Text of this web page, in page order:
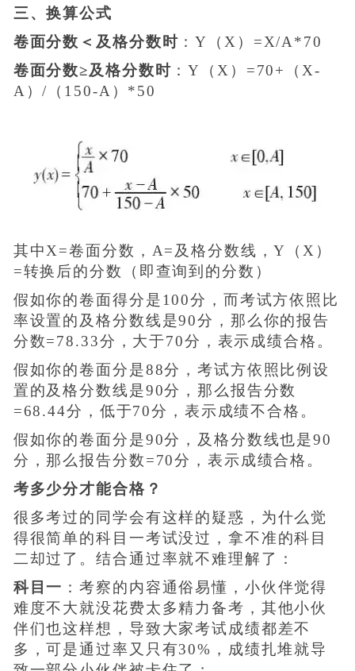
三、换算公式
卷面分数＜及格分数时 ：Y（X）=X/A*70
卷面分数≥及格分数时 ：Y（X）=70+（X-
A）/（150-A）*50
其中X=卷面分数，A=及格分数线，Y（X）
=转换后的分数（即查询到的分数）
假如你的卷面得分是100分，而考试方依照比
率设置的及格分数线是90分，那么你的报告
分数=78.33分，大于70分，表示成绩合格。
假如你的卷面分是88分，考试方依照比例设
置的及格分数线是90分，那么报告分数
=68.44分，低于70分，表示成绩不合格。
假如你的卷面分是90分，及格分数线也是90
分，那么报告分数=70分，表示成绩合格。
考多少分才能合格？
很多考过的同学会有这样的疑惑，为什么觉
得很简单的科目一考试没过，拿不准的科目
二却过了。结合通过率就不难理解了：
科目一 ：考察的内容通俗易懂，小伙伴觉得
难度不大就没花费太多精力备考，其他小伙
伴们也这样想，导致大家考试成绩都差不
多，可是通过率又只有30%，成绩扎堆就导